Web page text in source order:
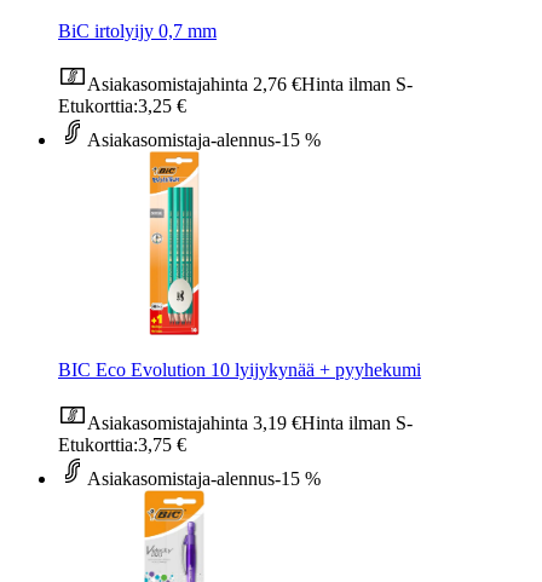
BiC irtolyijy 0,7 mm
Asiakasomistajahinta 2,76 €Hinta ilman S-
Etukorttia:3,25 €
Asiakasomistaja-alennus-15 %
BIC Eco Evolution 10 lyijykynää + pyyhekumi
Asiakasomistajahinta 3,19 €Hinta ilman S-
Etukorttia:3,75 €
Asiakasomistaja-alennus-15 %